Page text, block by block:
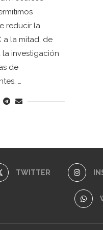
reducir la
a la mitad, de
la investigación
de
…
TWITTER